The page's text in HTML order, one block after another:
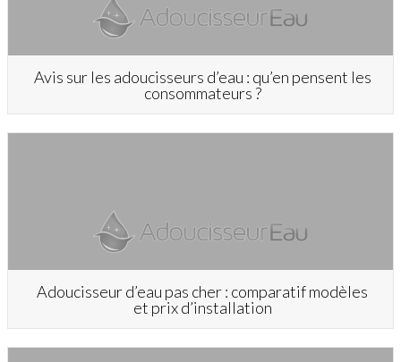
Avis sur les adoucisseurs d’eau : qu’en pensent les
consommateurs ?
Adoucisseur d’eau pas cher : comparatif modèles
et prix d’installation